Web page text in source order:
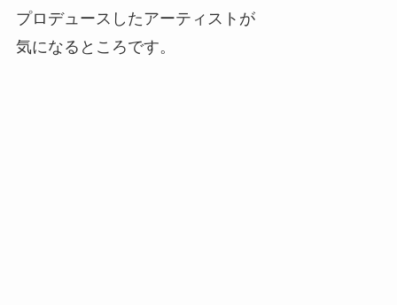
プロデュースしたアーティストが
気になるところです。